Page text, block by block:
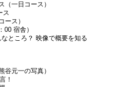
（一日コース）
ス
ース）
00 宿舎）
ところ？ 映像で概要を知る
谷元一の写真）
！